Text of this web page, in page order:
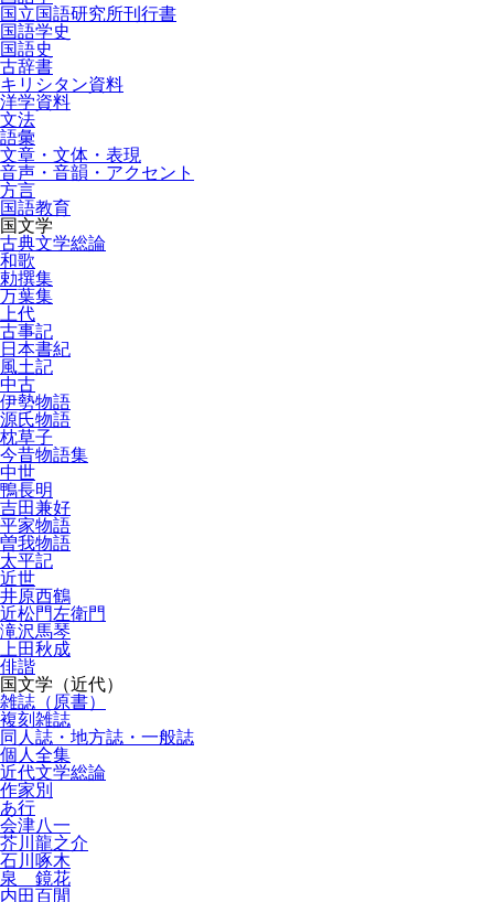
国立国語研究所刊行書
国語学史
国語史
古辞書
キリシタン資料
洋学資料
文法
語彙
文章・文体・表現
音声・音韻・アクセント
方言
国語教育
国文学
古典文学総論
和歌
勅撰集
万葉集
上代
古事記
日本書紀
風土記
中古
伊勢物語
源氏物語
枕草子
今昔物語集
中世
鴨長明
吉田兼好
平家物語
曽我物語
太平記
近世
井原西鶴
近松門左衛門
滝沢馬琴
上田秋成
俳諧
国文学（近代）
雑誌（原書）
複刻雑誌
同人誌・地方誌・一般誌
個人全集
近代文学総論
作家別
あ行
会津八一
芥川龍之介
石川啄木
泉 鏡花
内田百閒